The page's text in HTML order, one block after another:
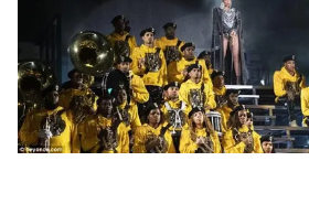
Ðiện thoại Thời báo VTV:024.66 897 897
Email:
toasoan@vtv.vn
Liên hệ quảng cáo:024-7300.7108